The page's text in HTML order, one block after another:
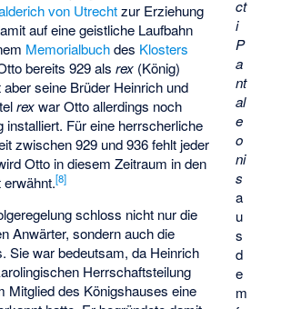
ct
i
P
a
nt
al
e
o
ni
s
a
u
s
d
e
m
von Utrechtzur Erziehung
auf eine geistliche Laufbahn
Memorialbuchdes Klosters
bereits 929 alsrex (König)
seine Brüder Heinrich und
rexwar Otto allerdings noch
installiert. Für eine herrscherliche
zwischen 929 und 936 fehlt jeder
Otto in diesem Zeitraum in den
erwähnt.[8]
schloss nicht nur die
Anwärter, sondern auch die
Sie war bedeutsam, da Heinrich
Herrschaftsteilung
Mitglied des Königshauses eine